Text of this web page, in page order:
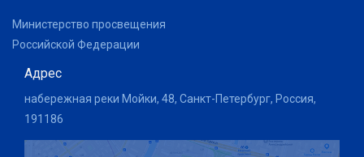
Министерство просвещения
Российской Федерации
Адрес
набережная реки Мойки, 48, Санкт-Петербург, Россия,
191186